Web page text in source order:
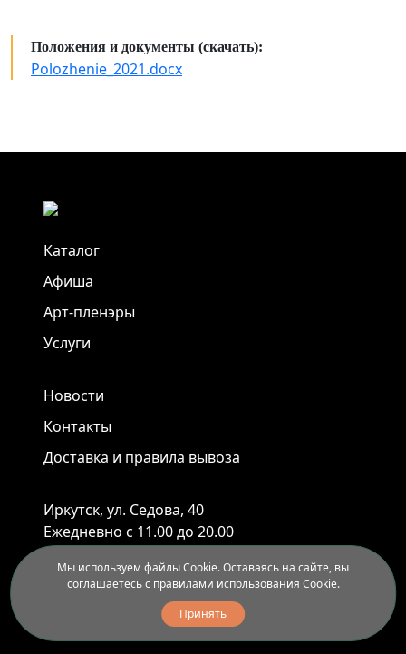
Положения и документы (скачать):
Polozhenie_2021.docx
Каталог
Афиша
Арт-пленэры
Услуги
Новости
Контакты
Доставка и правила вывоза
Иркутск, ул. Седова, 40
Ежедневно с 11.00 до 20.00
+7 (914) 899-10-88
+7 (3952) 55-45-95
Мы используем файлы Cookie. Оставаясь на сайте, вы
соглашаетесь с правилами использования Cookie.
Принять